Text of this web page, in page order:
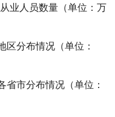
业人员数量（单位：万
区分布情况（单位：
省市分布情况（单位：